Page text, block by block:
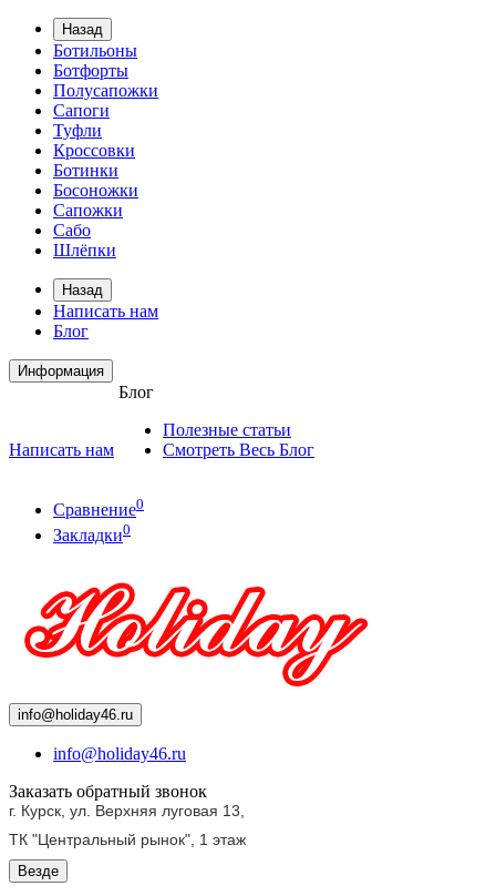
Назад
Ботильоны
Ботфорты
Полусапожки
Сапоги
Туфли
Кроссовки
Ботинки
Босоножки
Сапожки
Сабо
Шлёпки
Назад
Написать нам
Блог
Информация
Написать нам
Блог
Полезные статьи
Смотреть Весь Блог
Сравнение0
Закладки0
info@holiday46.ru
info@holiday46.ru
Заказать обратный звонок
г. Курск, ул. Верхняя луговая 13,
ТК "Центральный рынок", 1 этаж
Везде